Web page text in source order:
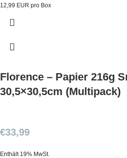
12,99 EUR pro Box
Florence – Papier 216g
30,5×30,5cm (Multipack)
€33,99
Enthält 19% MwSt.